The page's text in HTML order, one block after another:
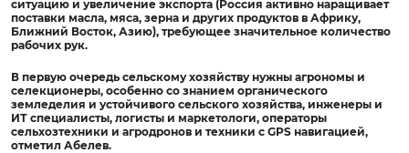
ситуацию и увеличение экспорта (Россия активно наращивает
поставки масла, мяса, зерна и других продуктов в Африку,
Ближний Восток, Азию), требующее значительное количество
рабочих рук.
В первую очередь сельскому хозяйству нужны агрономы и
селекционеры, особенно со знанием органического
земледелия и устойчивого сельского хозяйства, инженеры и
ИТ специалисты, логисты и маркетологи, операторы
сельхозтехники и агродронов и техники с GPS навигацией,
отметил Абелев.